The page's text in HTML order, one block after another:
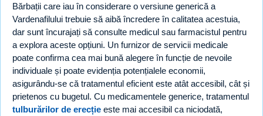
Bărbații care iau în considerare o versiune generică a
Vardenafilului trebuie să aibă încredere în calitatea acestuia,
dar sunt încurajați să consulte medicul sau farmacistul pentru
a explora aceste opțiuni. Un furnizor de servicii medicale
poate confirma cea mai bună alegere în funcție de nevoile
individuale și poate evidenția potențialele economii,
asigurându-se că tratamentul eficient este atât accesibil, cât și
prietenos cu bugetul. Cu medicamentele generice, tratamentul
tulburărilor de erecție este mai accesibil ca niciodată,